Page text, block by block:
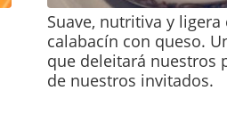
Suave, nutritiva y ligera
calabacín con queso.
que deleitará nuestros
de nuestros invitados.